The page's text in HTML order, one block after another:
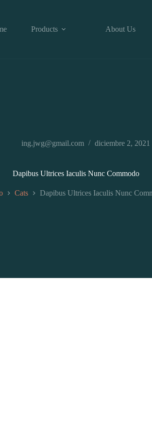
Products About Us
ing.jwg@gmail.com diciembre 2, 2021
Dapibus Ultrices Iaculis Nunc Commodo
Cats Dapibus Ultrices Iaculis Nunc